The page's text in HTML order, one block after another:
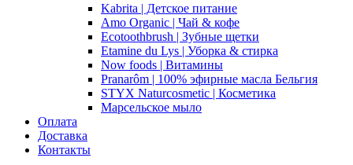
Kabrita | Детское питание
Amo Organic | Чай & кофе
Ecotoothbrush | Зубные щетки
Etamine du Lys | Уборка & стирка
Now foods | Витамины
Pranarôm | 100% эфирные масла Бельгия
STYX Naturcosmetic | Косметика
Марсельское мыло
Оплата
Доставка
Контакты